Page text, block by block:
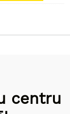
centru